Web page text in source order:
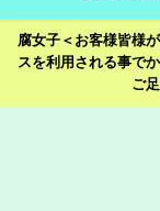
腐女子＜お客様皆様
スを利用される事で
ご